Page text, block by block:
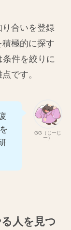
合いを登録
極的に探す
件を絞りに
です。
GG（じーじ
ー）
人を見つ